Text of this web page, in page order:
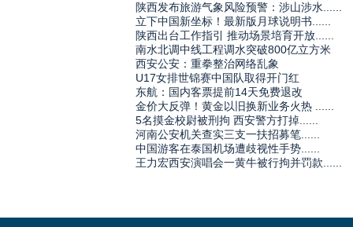
陕西发布旅游气象风险预警：涉山涉水......
立下中国新坐标！最新版月球说明书......
陕西出台工作指引 推动场景培育开放......
南水北调中线工程调水突破800亿立方米
西安公安：重拳整治网络乱象
U17女排世锦赛中国队取得开门红
东航：国内客票提前14天免费退改
金价大反弹！黄金以旧换新业务火热 ......
5名摸金校尉被刑拘 西安警方打掉......
河南公安机关查实三支一扶招募笔......
中国游客在泰国机场遭歧视性手势......
王力宏西安演唱会一黄牛被行拘并罚款......